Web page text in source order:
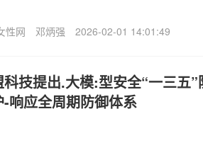
性网 邓炳强 2026-02-01 14:01:49
科技提出.大模:型安全“一三五
-响应全周期防御体系